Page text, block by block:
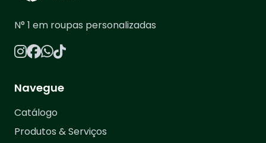
N° 1 em roupas personalizadas
Navegue
Catálogo
Produtos & Serviços